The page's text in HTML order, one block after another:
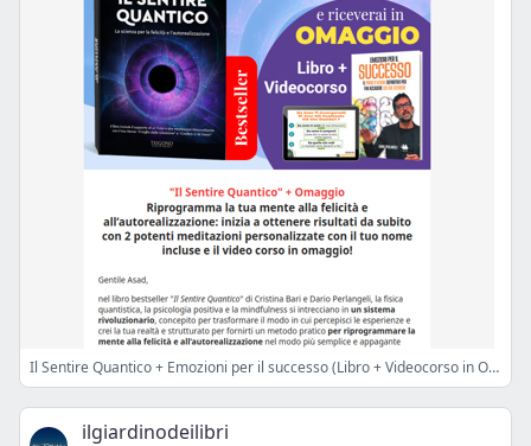
Il Sentire Quantico + Emozioni per il successo (Libro + Videocorso in Omaggio)
ilgiardinodeilibri